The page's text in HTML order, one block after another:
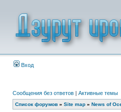
Вход
Сообщения без ответов | Активные темы
Список форумов » Site map » News of